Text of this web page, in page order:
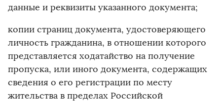
данные и реквизиты указанного документа;
копии страниц документа, удостоверяющего
личность гражданина, в отношении которого
представляется ходатайство на получение
пропуска, или иного документа, содержащих
сведения о его регистрации по месту
жительства в пределах Российской